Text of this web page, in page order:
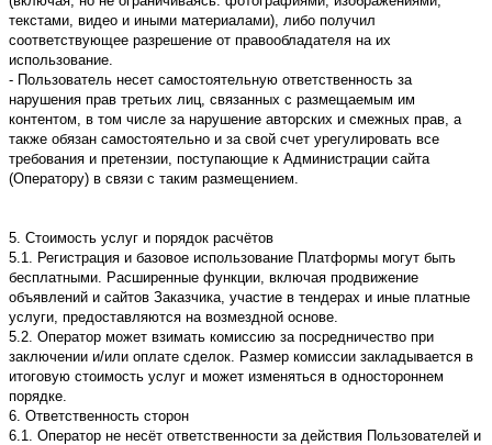
текстами, видео и иными материалами), либо получил
соответствующее разрешение от правообладателя на их
использование.
- Пользователь несет самостоятельную ответственность за
нарушения прав третьих лиц, связанных с размещаемым им
контентом, в том числе за нарушение авторских и смежных прав, а
также обязан самостоятельно и за свой счет урегулировать все
требования и претензии, поступающие к Администрации сайта
(Оператору) в связи с таким размещением.
5. Стоимость услуг и порядок расчётов
5.1. Регистрация и базовое использование Платформы могут быть
бесплатными. Расширенные функции, включая продвижение
объявлений и сайтов Заказчика, участие в тендерах и иные платные
услуги, предоставляются на возмездной основе.
5.2. Оператор может взимать комиссию за посредничество при
заключении и/или оплате сделок. Размер комиссии закладывается в
итоговую стоимость услуг и может изменяться в одностороннем
порядке.
6. Ответственность сторон
6.1. Оператор не несёт ответственности за действия Пользователей и